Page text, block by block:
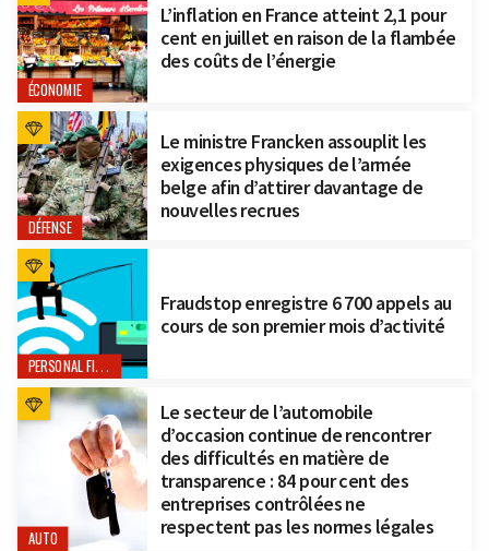
ÉCONOMIE
L’inflation en France atteint 2,1 pour
cent en juillet en raison de la flambée
des coûts de l’énergie
DÉFENSE
Le ministre Francken assouplit les
exigences physiques de l’armée
belge afin d’attirer davantage de
nouvelles recrues
PERSONAL FINANCE
Fraudstop enregistre 6 700 appels au
cours de son premier mois d’activité
AUTO
Le secteur de l’automobile
d’occasion continue de rencontrer
des difficultés en matière de
transparence : 84 pour cent des
entreprises contrôlées ne
respectent pas les normes légales